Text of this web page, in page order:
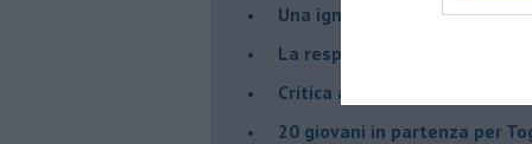
​Una ignobile confessione,
La responsabilità politica
Critica alla cooperazione
20 giovani in partenza per